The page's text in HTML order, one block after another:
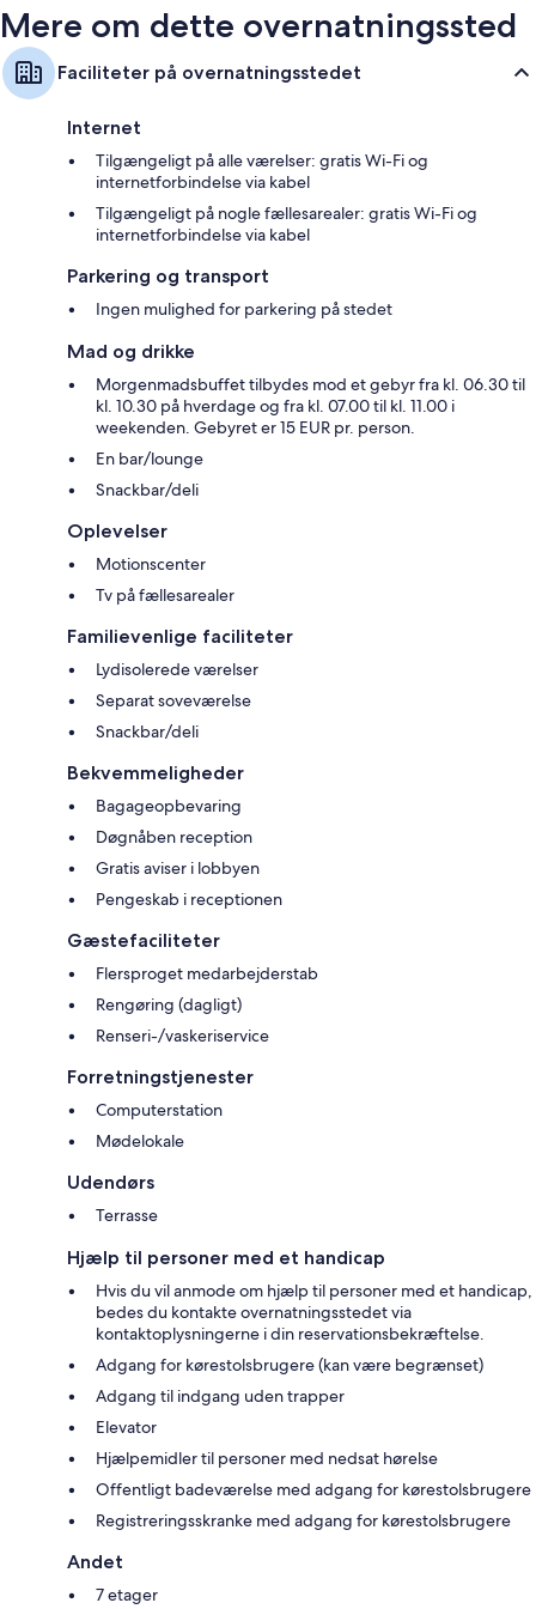
Mere om dette overnatningssted
Faciliteter på overnatningsstedet
Internet
Tilgængeligt på alle værelser: gratis Wi-Fi og
internetforbindelse via kabel
Tilgængeligt på nogle fællesarealer: gratis Wi-Fi og
internetforbindelse via kabel
Parkering og transport
Ingen mulighed for parkering på stedet
Mad og drikke
Morgenmadsbuffet tilbydes mod et gebyr fra kl. 06.30 til
kl. 10.30 på hverdage og fra kl. 07.00 til kl. 11.00 i
weekenden. Gebyret er 15 EUR pr. person.
En bar/lounge
Snackbar/deli
Oplevelser
Motionscenter
Tv på fællesarealer
Familievenlige faciliteter
Lydisolerede værelser
Separat soveværelse
Snackbar/deli
Bekvemmeligheder
Bagageopbevaring
Døgnåben reception
Gratis aviser i lobbyen
Pengeskab i receptionen
Gæstefaciliteter
Flersproget medarbejderstab
Rengøring (dagligt)
Renseri-/vaskeriservice
Forretningstjenester
Computerstation
Mødelokale
Udendørs
Terrasse
Hjælp til personer med et handicap
Hvis du vil anmode om hjælp til personer med et handicap,
bedes du kontakte overnatningsstedet via
kontaktoplysningerne i din reservationsbekræftelse.
Adgang for kørestolsbrugere (kan være begrænset)
Adgang til indgang uden trapper
Elevator
Hjælpemidler til personer med nedsat hørelse
Offentligt badeværelse med adgang for kørestolsbrugere
Registreringsskranke med adgang for kørestolsbrugere
Andet
7 etager